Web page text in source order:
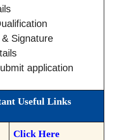
Signature
application
Useful Links
Click Here